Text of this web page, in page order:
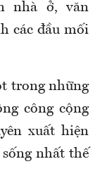
nhà ở, văn
các đầu mối
trong những
công cộng
xuất hiện
nhất thế